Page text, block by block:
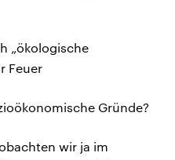
„ökologische
Feuer
Gründe?
wir ja im